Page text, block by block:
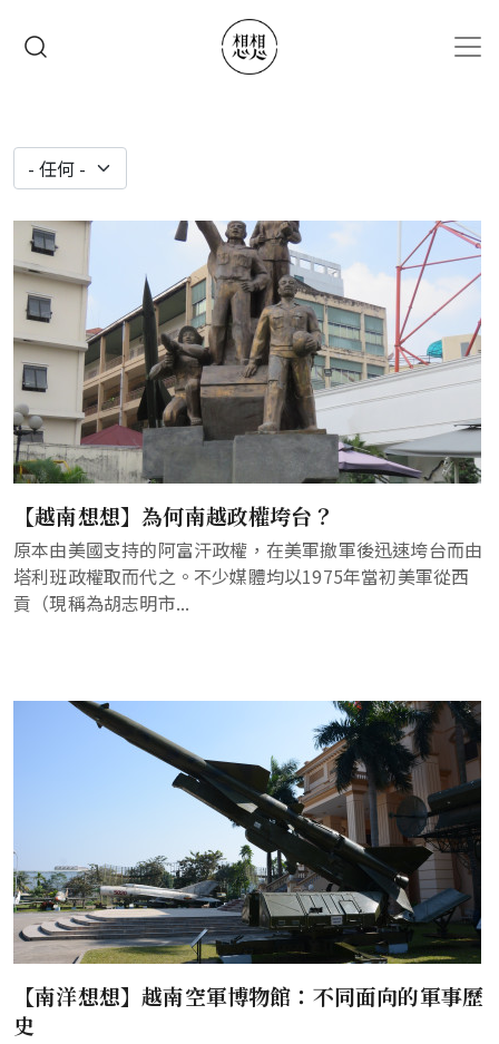
【越南想想】為何南越政權垮台？
原本由美國支持的阿富汗政權，在美軍撤軍後迅速垮台而由
塔利班政權取而代之。不少媒體均以1975年當初美軍從西
貢（現稱為胡志明市...
【南洋想想】越南空軍博物館：不同面向的軍事歷
史